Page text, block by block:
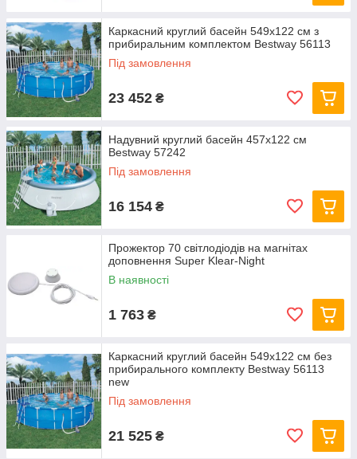
Каркасний круглий басейн 549x122 см з
прибиральним комплектом Bestway 56113
Під замовлення
23 452 ₴
Надувний круглий басейн 457х122 см
Bestway 57242
Під замовлення
16 154 ₴
Прожектор 70 світлодіодів на магнітах
доповнення Super Klear-Night
В наявності
1 763 ₴
Каркасний круглий басейн 549x122 см без
прибирального комплекту Bestway 56113
new
Під замовлення
21 525 ₴